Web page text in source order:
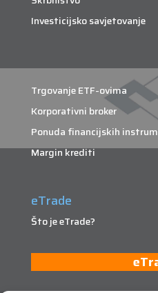
Investicijsko savjetovanje
Trgovanje ETF-ovima
Korporativni broker
Ponuda financijskih
Margin krediti
eTrade
Što je eTrade?